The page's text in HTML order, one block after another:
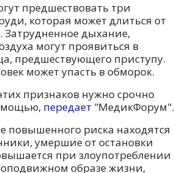
предшествовать три
которая может длиться от
Затрудненное дыхание,
могут проявиться в
предшествующего приступу.
может упасть в обморок.
признаков нужно срочно
передает "МедикФорум".
повышенного риска находятся
умершие от остановки
при злоупотреблении
образе жизни,